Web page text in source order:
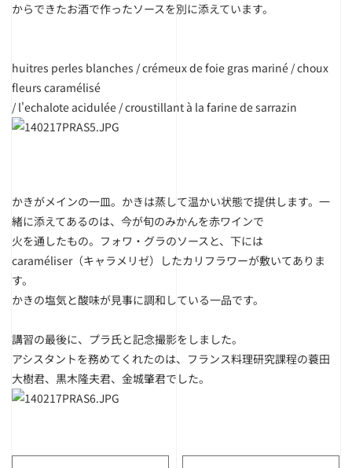
からできたお酒で作ったソースを別に添えています。
huitres perles blanches / crémeux de foie gras mariné / choux
fleurs caramélisé
/ l'echalote acidulée / croustillant à la farine de sarrazin
かきがメインの一皿。かきは蒸して温かい状態で提供します。一
緒に添えてあるのは、今が旬のみかんを赤ワインで
火を通したもの。フォワ・グラのソースと、下には
caraméliser（キャラメリゼ）したカリフラワーが敷いてありま
す。
かきの塩気と酸味が見事に調和している一品です。
講習の最後に、プラ氏と記念撮影をしました。
アシスタントを務めてくれたのは、フランス料理研究課程の蓑田
大樹君、黒木隆夫君、金城肇君でした。